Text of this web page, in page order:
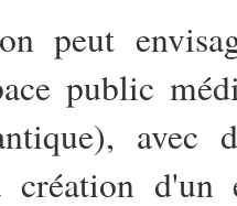
on peut
public
avec
d'un